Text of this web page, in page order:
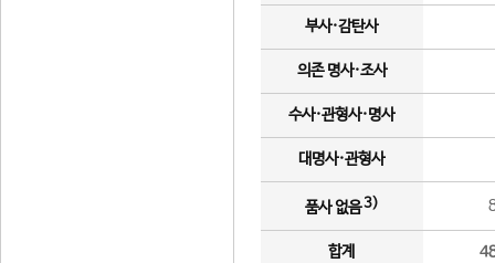
부사·감탄사
의존 명사·조사
수사·관형사·명사
대명사·관형사
품사 없음3)
합계